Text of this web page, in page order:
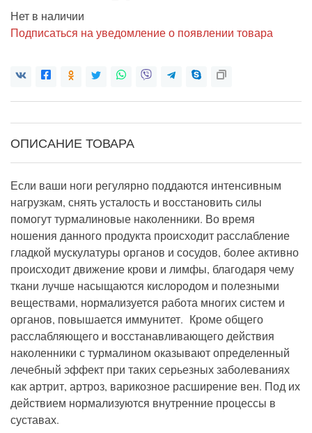
Нет в наличии
Подписаться на уведомление о появлении товара
ОПИСАНИЕ ТОВАРА
Если ваши ноги регулярно поддаются интенсивным
нагрузкам, снять усталость и восстановить силы
помогут турмалиновые наколенники. Во время
ношения данного продукта происходит расслабление
гладкой мускулатуры органов и сосудов, более активно
происходит движение крови и лимфы, благодаря чему
ткани лучше насыщаются кислородом и полезными
веществами, нормализуется работа многих систем и
органов, повышается иммунитет. Кроме общего
расслабляющего и восстанавливающего действия
наколенники с турмалином оказывают определенный
лечебный эффект при таких серьезных заболеваниях
как артрит, артроз, варикозное расширение вен. Под их
действием нормализуются внутренние процессы в
суставах.